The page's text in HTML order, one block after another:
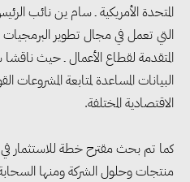
المتحدة الأمريكية ـ سام ين نائب
التي تعمل في مجال تطوير البرمجيات
المتقدمة لقطاع الأعمال ـ حيث
البيانات المساعدة لمتابعة المشروعات
الاقتصادية المختلفة.
كما تم بحث مقترح خطة للاستثمار
منتجات وحلول الشركة ومنها